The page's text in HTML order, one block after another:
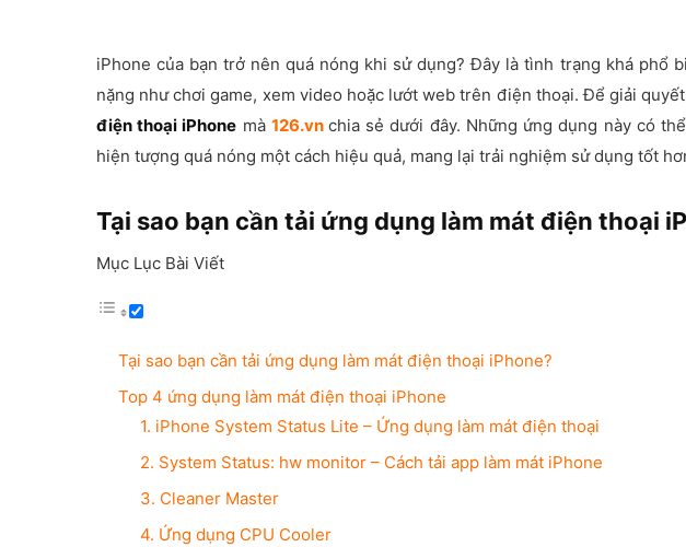
iPhone của bạn trở nên quá nóng khi sử dụng? Đây là tình trạng khá phổ
nặng như chơi game, xem video hoặc lướt web trên điện thoại. Để giải
điện thoại iPhone mà 126.vn chia sẻ dưới đây. Những ứng dụng này có
hiện tượng quá nóng một cách hiệu quả, mang lại trải nghiệm sử dụng tốt
Tại sao bạn cần tải ứng dụng làm mát điện thoại
Mục Lục Bài Viết
Tại sao bạn cần tải ứng dụng làm mát điện thoại iPhone?
Top 4 ứng dụng làm mát điện thoại iPhone
1. iPhone System Status Lite – Ứng dụng làm mát điện thoại
2. System Status: hw monitor – Cách tải app làm mát iPhone
3. Cleaner Master
4. Ứng dụng CPU Cooler